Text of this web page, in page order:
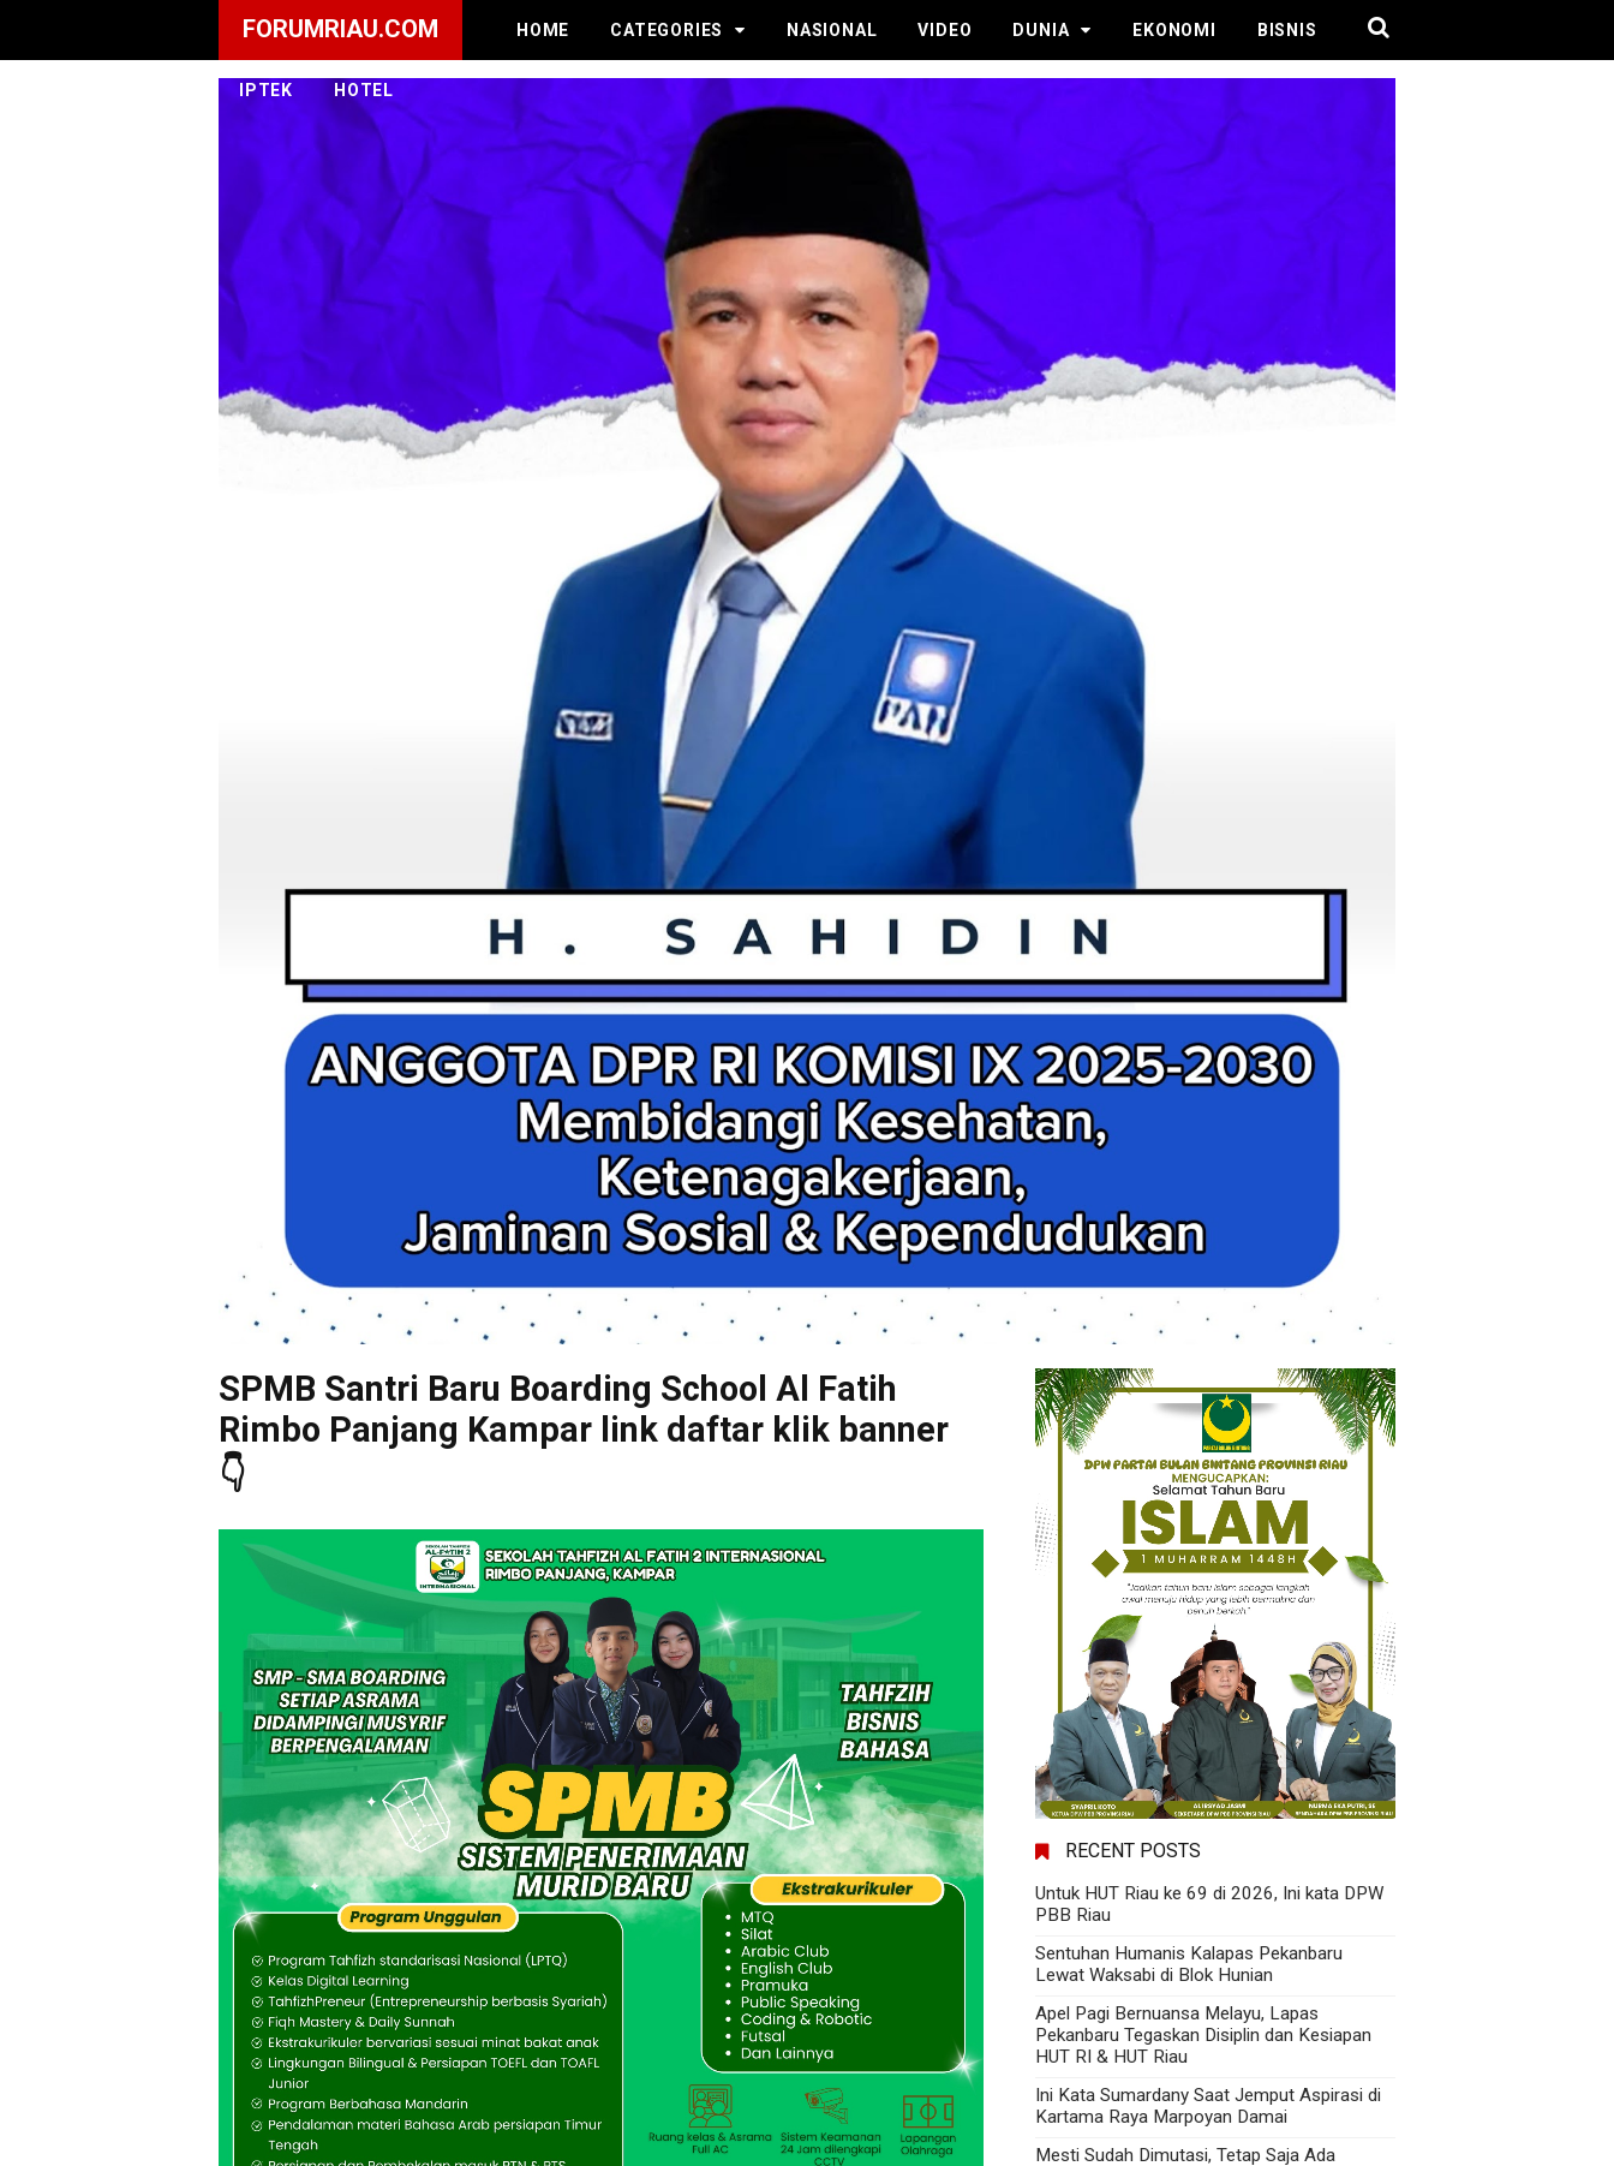
FORUMRIAU.COM HOME CATEGORIES NASIONAL VIDEO DUNIA EKONOMI BISNIS
IPTEK HOTEL
SPMB Santri Baru Boarding School Al Fatih
Rimbo Panjang Kampar link daftar klik banner
👇
RECENT POSTS
Untuk HUT Riau ke 69 di 2026, Ini kata DPW
PBB Riau
Sentuhan Humanis Kalapas Pekanbaru
Lewat Waksabi di Blok Hunian
Apel Pagi Bernuansa Melayu, Lapas
Pekanbaru Tegaskan Disiplin dan Kesiapan
HUT RI & HUT Riau
Ini Kata Sumardany Saat Jemput Aspirasi di
Kartama Raya Marpoyan Damai
Mesti Sudah Dimutasi, Tetap Saja Ada